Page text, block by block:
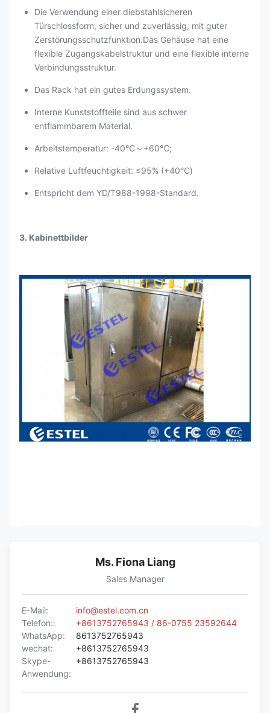
Die Verwendung einer diebstahlsicheren
Türschlossform, sicher und zuverlässig, mit guter
Zerstörungsschutzfunktion.Das Gehäuse hat eine
flexible Zugangskabelstruktur und eine flexible interne
Verbindungsstruktur.
Das Rack hat ein gutes Erdungssystem.
Interne Kunststoffteile sind aus schwer
entflammbarem Material.
Arbeitstemperatur: -40℃～+60℃;
Relative Luftfeuchtigkeit: ≤95% (+40℃)
Entspricht dem YD/T988-1998-Standard.
3. Kabinettbilder
Ms. Fiona Liang
Sales Manager
E-Mail:
info@estel.com.cn
Telefon::
+8613752765943 / 86-0755 23592644
WhatsApp:
8613752765943
wechat:
+8613752765943
Skype-
Anwendung:
+8613752765943